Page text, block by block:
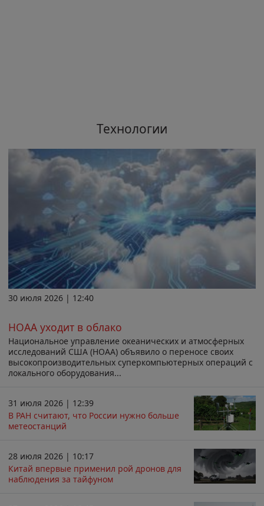
Технологии
30 июля 2026 | 12:40
НОАА уходит в облако
Национальное управление океанических и атмосферных
исследований США (НОАА) объявило о переносе своих
высокопроизводительных суперкомпьютерных операций с
локального оборудования...
31 июля 2026 | 12:39
В РАН считают, что России нужно больше
метеостанций
28 июля 2026 | 10:17
Китай впервые применил рой дронов для
наблюдения за тайфуном